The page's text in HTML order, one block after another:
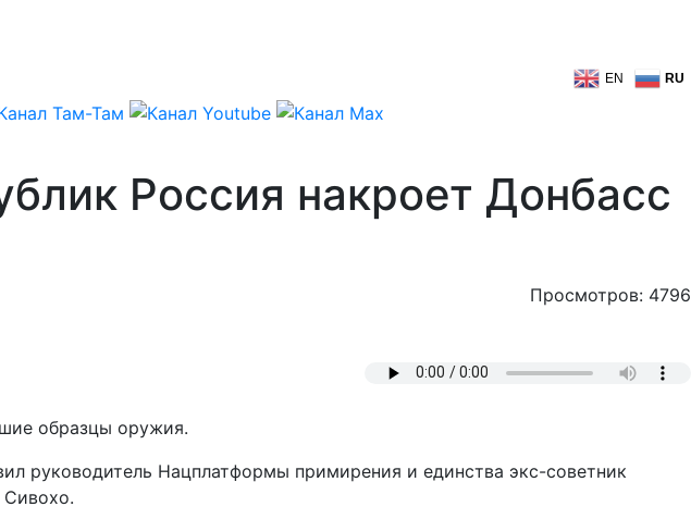
EN RU
Россия накроет Донбасс
Просмотров: 4796
образцы оружия.
руководитель Нацплатформы примирения и единства экс-советник